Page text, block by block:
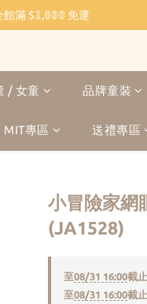
館滿 $𝟙,𝟘𝟘𝟘 免運
館滿 $𝟙,𝟘𝟘𝟘 免運
組 ⸝ 限時 $𝟐𝟔𝟖𝟎
𝗕𝗘𝗔𝗥 系列好禮
/ 女童 品牌童裝
MIT專區 送禮專區
小冒險家網
(JA1528)
至08/31 16:00截止
至08/31 16:00截止